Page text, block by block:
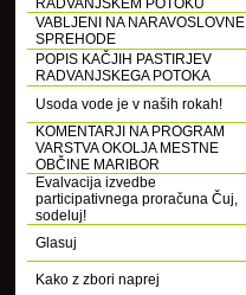
RADVANJSKEM POTOKU
VABLJENI NA NARAVOSLOVNE
SPREHODE
POPIS KAČJIH PASTIRJEV
RADVANJSKEGA POTOKA
Usoda vode je v naših rokah!
KOMENTARJI NA PROGRAM
VARSTVA OKOLJA MESTNE
OBČINE MARIBOR
Evalvacija izvedbe
participativnega proračuna Čuj,
sodeluj!
Glasuj
Kako z zbori naprej